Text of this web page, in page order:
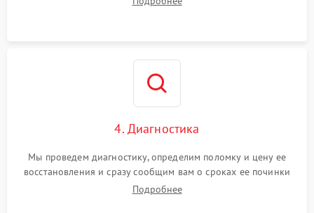
4. Диагностика
Мы проведем диагностику, определим поломку и цену ее
восстановления и сразу сообщим вам о сроках ее починки
Подробнее